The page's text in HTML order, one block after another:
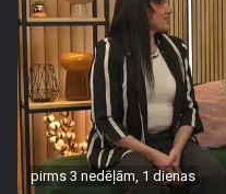
pirms 3 nedēļām, 1 dienas